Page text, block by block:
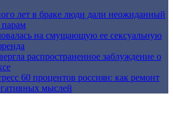
лет в браке люди дали неожиданный
на смущающую ее сексуальную
распространенное заблуждение о
60 процентов россиян: как ремонт
мыслей